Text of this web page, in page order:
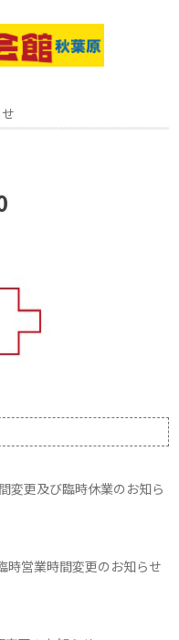
変更及び臨時休業のお知ら
時営業時間変更のお知らせ